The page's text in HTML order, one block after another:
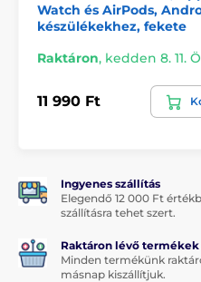
Watch és AirPods,
készülékekhez, fekete
Raktáron, kedden 8. 11.
11 990 Ft
Ingyenes szállítás
Elegendő 12 000 Ft
szállításra tehet szert.
Raktáron lévő termékek
Minden termékünk
másnap kiszállítjuk.